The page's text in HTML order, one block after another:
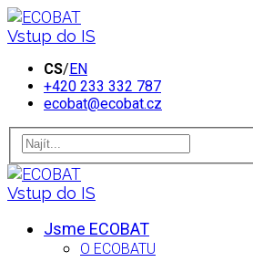
Vstup do IS
CS/EN
+420 233 332 787
ecobat@ecobat.cz
Vstup do IS
Jsme ECOBAT
O ECOBATU